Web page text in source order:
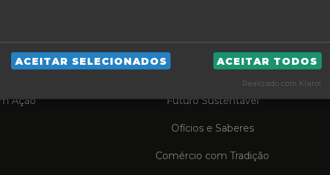
Vlogs
Ação
Porquê Local?
Futuro Sustentável
Ofícios e Saberes
Comércio com Tradição
ACEITAR SELECIONADOS ACEITAR TODOS
Realizado com Klaro!